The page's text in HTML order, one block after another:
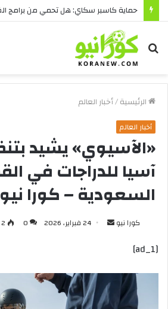
بحث
عن
الرئيسية/أخبار العالم
أخبار العالم
«الآسيوي» يشيد
آسيا للدراجات في
السعودية – كورا نيو
كورا نيو
أرسل 24 فبراير، 2026 0
2
[ad_1]